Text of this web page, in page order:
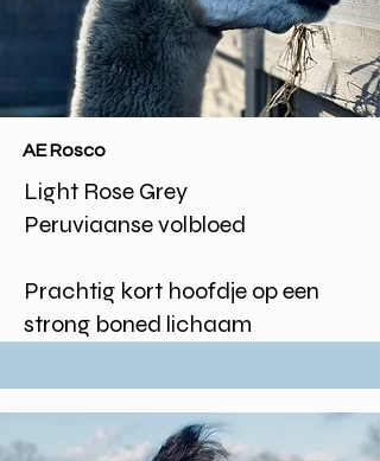
AE Rosco
Light Rose Grey
Peruviaanse volbloed
Prachtig kort hoofdje op een
strong boned lichaam